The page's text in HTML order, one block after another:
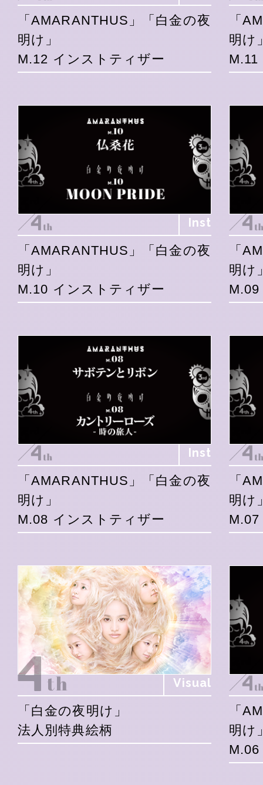
「AMARANTHUS」「白金の夜
明け」
M.12 インストティザー
「
明け
Inst
「AMARANTHUS」「白金の夜
明け」
M.10 インストティザー
「
明け
Inst
「AMARANTHUS」「白金の夜
明け」
M.08 インストティザー
「
明け
Visual
「白金の夜明け」
法人別特典絵柄
「
明け